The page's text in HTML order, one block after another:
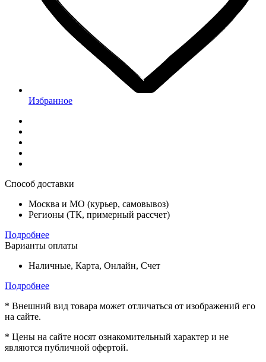
Избранное
Способ доставки
Москва и МО (курьер, самовывоз)
Регионы (ТК, примерный рассчет)
Подробнее
Варианты оплаты
Наличные, Карта, Онлайн, Счет
Подробнее
* Внешний вид товара может отличаться от изображений его
на сайте.
* Цены на сайте носят ознакомительный характер и не
являются публичной офертой.